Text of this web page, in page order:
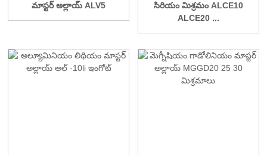
మాస్టర్ అల్లాయ్ ALV5
సిరియం మిశ్రమం ALCE10
ALCE20 ...